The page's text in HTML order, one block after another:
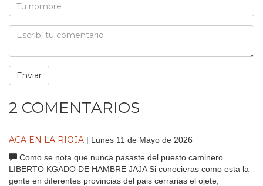
2 COMENTARIOS
ACA EN LA RIOJA | Lunes 11 de Mayo de 2026
Como se nota que nunca pasaste del puesto caminero
LIBERTO KGADO DE HAMBRE JAJA Si conocieras como esta la
gente en diferentes provincias del pais cerrarias el ojete,